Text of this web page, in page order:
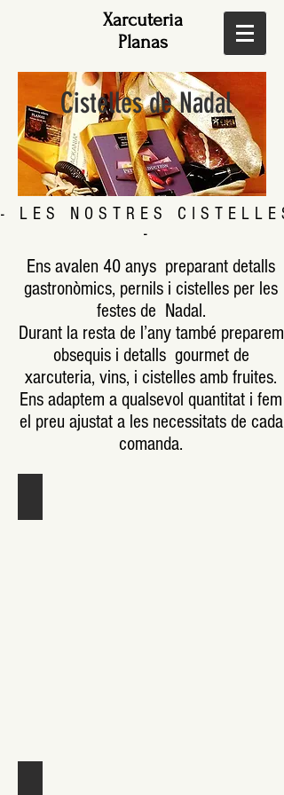
Xarcuteria
Planas
Cistelles de Nadal
- LES NOSTRES
-
Ens avalen 40 anys preparant detalls
gastronòmics, pernils i cistelles per les
festes de Nadal.
Durant la resta de l’any també preparem
obsequis i detalls gourmet de
xarcuteria, vins, i cistelles amb fruites.
Ens adaptem a qualsevol quantitat i fem
el preu ajustat a les necessitats de cada
comanda.